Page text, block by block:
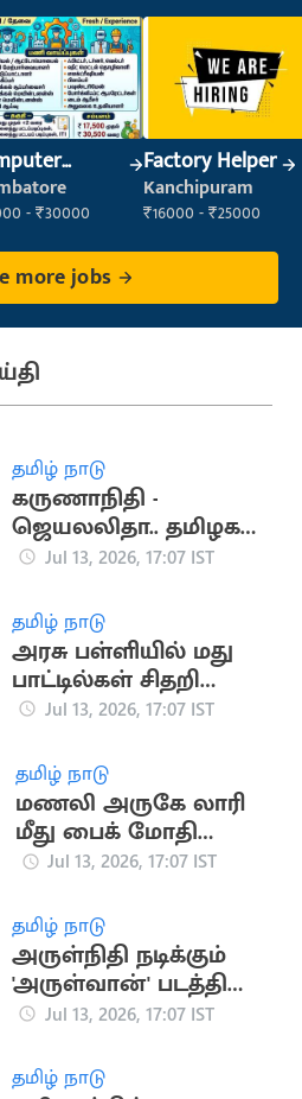
- ₹30000
Factory Helper
Kanchipuram
₹16000 - ₹25000
more jobs
தமிழ் நாடு
கருணாநிதி -
ஜெயலலிதா.. தமிழக
அரசியலை உலுக்கிய
Jul 13, 2026, 17:07 IST
தமிழ் நாடு
அரசு பள்ளியில் மது
பாட்டில்கள் சிதறி
கிடந்ததால் அதிர்ச்சி
Jul 13, 2026, 17:07 IST
தமிழ் நாடு
மணலி அருகே லாரி
மீது பைக் மோதி
இளைஞர் உயிரிழப்பு
Jul 13, 2026, 17:07 IST
தமிழ் நாடு
அருள்நிதி நடிக்கும்
'அருள்வான்' படத்தின்
'வேல் செவ்வேல்'
Jul 13, 2026, 17:07 IST
தமிழ் நாடு